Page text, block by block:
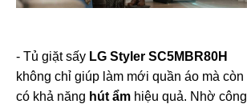
- Tủ giặt sấy LG Styler SC5MBR80H
không chỉ giúp làm mới quần áo mà còn
có khả năng hút ẩm hiệu quả. Nhờ công